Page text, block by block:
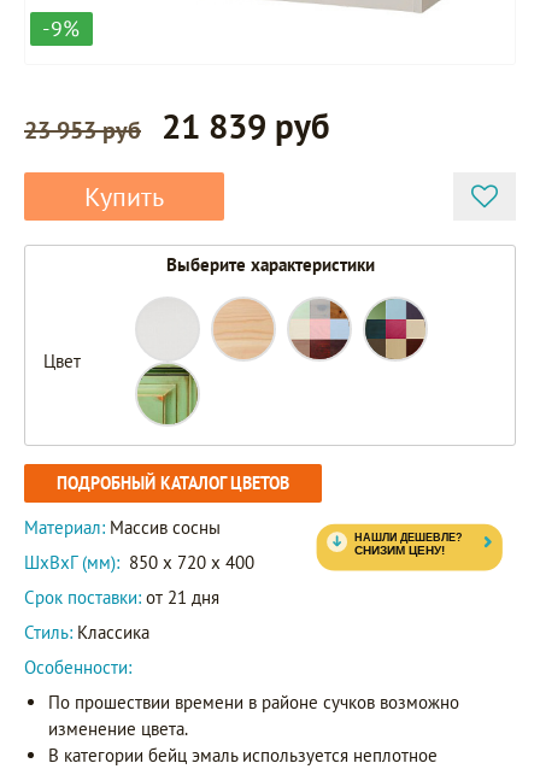
-9%
23 953 руб 21 839 руб
Купить
Выберите характеристики
Цвет
ПОДРОБНЫЙ КАТАЛОГ ЦВЕТОВ
Материал: Массив сосны
ШxВxГ (мм): 850 x 720 x 400
Срок поставки: от 21 дня
Стиль: Классика
Особенности:
По прошествии времени в районе сучков возможно
изменение цвета.
В категории бейц эмаль используется неплотное